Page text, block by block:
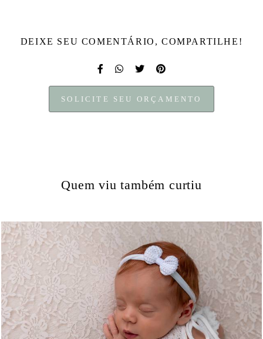
DEIXE SEU COMENTÁRIO, COMPARTILHE!
SOLICITE SEU ORÇAMENTO
Quem viu também curtiu